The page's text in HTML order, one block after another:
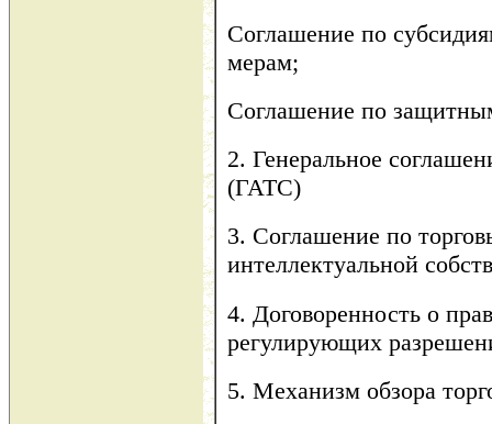
Соглашение по
мерам;
Соглашение по
2. Генеральное
(ГАТС)
3. Соглашение по
интеллектуальной
4. Договоренность о
регулирующих
5. Механизм обзора